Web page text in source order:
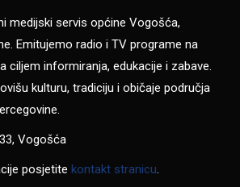
medijski servis općine Vogošća,
Emitujemo radio i TV programe na
ciljem informiranja, edukacije i zabave.
kulturu, tradiciju i običaje područja
Vogošća
posjetite kontakt stranicu.